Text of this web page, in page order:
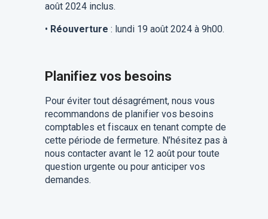
août 2024 inclus.
• Réouverture : lundi 19 août 2024 à 9h00.
Planifiez vos besoins
Pour éviter tout désagrément, nous vous
recommandons de planifier vos besoins
comptables et fiscaux en tenant compte de
cette période de fermeture. N’hésitez pas à
nous contacter avant le 12 août pour toute
question urgente ou pour anticiper vos
demandes.